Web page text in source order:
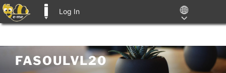
Log In
FASOULVL20